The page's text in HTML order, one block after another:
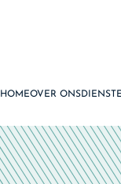
HOMEOVER ONS